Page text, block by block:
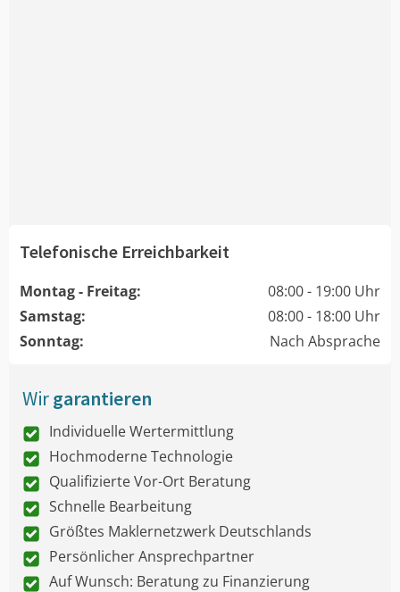
Telefonische Erreichbarkeit
Montag - Freitag:
08:00 - 19:00 Uhr
Samstag:
08:00 - 18:00 Uhr
Sonntag:
Nach Absprache
Wirgarantieren
Individuelle Wertermittlung
Hochmoderne Technologie
Qualifizierte Vor-Ort Beratung
Schnelle Bearbeitung
Größtes Maklernetzwerk Deutschlands
Persönlicher Ansprechpartner
Auf Wunsch: Beratung zu Finanzierung